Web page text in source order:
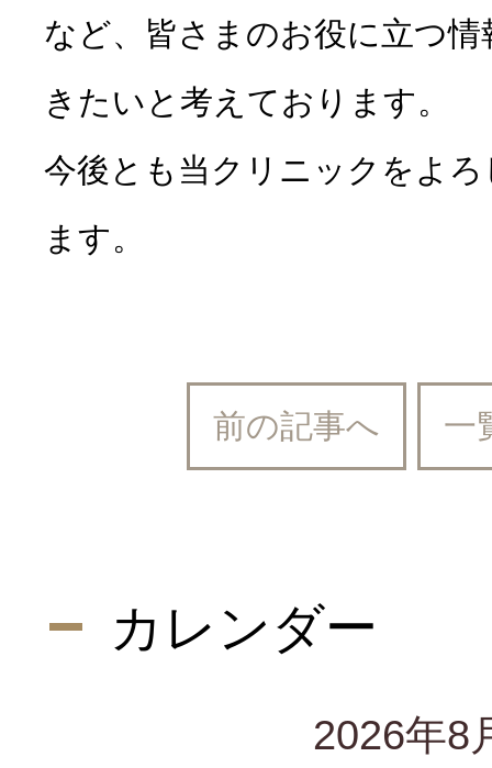
肛門内科
胸焼け
便秘
便潜血
胃の病気
腸の病気
消化器内視鏡クリニ
アクセス
医療法人社団 ウェルリー
吉祥寺みどり内科・消化
など、皆さまのお役に立つ
きたいと考えております。
今後とも当クリニックをよ
ます。
前の記事へ 一
カレンダー
2026年8